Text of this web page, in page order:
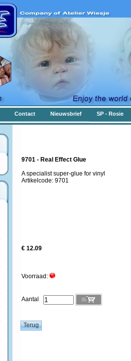
Contact Nieuwsbrief SP - Rosie
9701 - Real Effect Glue
A specialist super-glue for vinyl
Artikelcode: 9701
€ 12.09
Voorraad:
Aantal